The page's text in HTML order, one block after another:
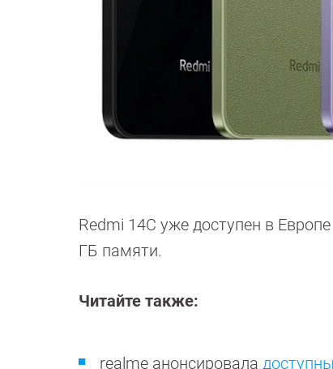
Redmi 14C уже доступен в
ГБ памяти.
Читайте также:
realme анонсировала